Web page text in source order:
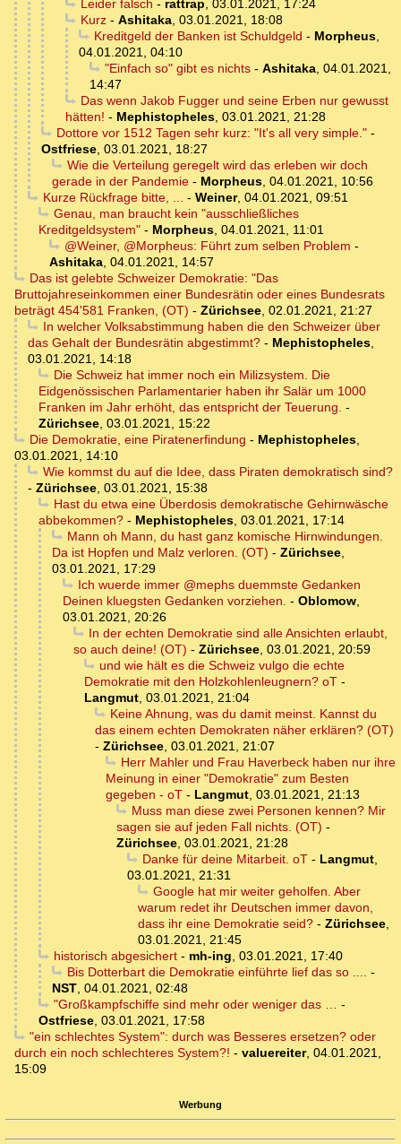
Leider falsch - rattrap, 03.01.2021, 17:24
Kurz- Ashitaka, 03.01.2021, 18:08
Kreditgeld der Banken ist Schuldgeld - Morpheus,
04.01.2021, 04:10
"Einfach so" gibt es nichts- Ashitaka, 04.01.2021,
14:47
Das wenn Jakob Fugger und seine Erben nur gewusst
hätten! - Mephistopheles, 03.01.2021, 21:28
Dottore vor 1512 Tagen sehr kurz: "It's all very simple."-
Ostfriese, 03.01.2021, 18:27
Wie die Verteilung geregelt wird das erleben wir doch
gerade in der Pandemie - Morpheus, 04.01.2021, 10:56
Kurze Rückfrage bitte, ... - Weiner, 04.01.2021, 09:51
Genau, man braucht kein "ausschließliches
Kreditgeldsystem" - Morpheus, 04.01.2021, 11:01
@Weiner, @Morpheus: Führt zum selben Problem -
Ashitaka, 04.01.2021, 14:57
Das ist gelebte Schweizer Demokratie: "Das
Bruttojahreseinkommen einer Bundesrätin oder eines Bundesrats
beträgt 454'581 Franken, (OT) - Zürichsee, 02.01.2021, 21:27
In welcher Volksabstimmung haben die den Schweizer über
das Gehalt der Bundesrätin abgestimmt? - Mephistopheles,
03.01.2021, 14:18
Die Schweiz hat immer noch ein Milizsystem. Die
Eidgenössischen Parlamentarier haben ihr Salär um 1000
Franken im Jahr erhöht, das entspricht der Teuerung. -
Zürichsee, 03.01.2021, 15:22
Die Demokratie, eine Piratenerfindung - Mephistopheles,
03.01.2021, 14:10
Wie kommst du auf die Idee, dass Piraten demokratisch sind?
- Zürichsee, 03.01.2021, 15:38
Hast du etwa eine Überdosis demokratische Gehirnwäsche
abbekommen? - Mephistopheles, 03.01.2021, 17:14
Mann oh Mann, du hast ganz komische Hirnwindungen.
Da ist Hopfen und Malz verloren. (OT) - Zürichsee,
03.01.2021, 17:29
Ich wuerde immer @mephs duemmste Gedanken
Deinen kluegsten Gedanken vorziehen. - Oblomow,
03.01.2021, 20:26
In der echten Demokratie sind alle Ansichten erlaubt,
so auch deine! (OT) - Zürichsee, 03.01.2021, 20:59
und wie hält es die Schweiz vulgo die echte
Demokratie mit den Holzkohlenleugnern? oT -
Langmut, 03.01.2021, 21:04
Keine Ahnung, was du damit meinst. Kannst du
das einem echten Demokraten näher erklären? (OT)
- Zürichsee, 03.01.2021, 21:07
Herr Mahler und Frau Haverbeck haben nur ihre
Meinung in einer "Demokratie" zum Besten
gegeben - oT - Langmut, 03.01.2021, 21:13
Muss man diese zwei Personen kennen? Mir
sagen sie auf jeden Fall nichts. (OT) -
Zürichsee, 03.01.2021, 21:28
Danke für deine Mitarbeit. oT- Langmut,
03.01.2021, 21:31
Google hat mir weiter geholfen. Aber
warum redet ihr Deutschen immer davon,
dass ihr eine Demokratie seid? - Zürichsee,
03.01.2021, 21:45
historisch abgesichert- mh-ing, 03.01.2021, 17:40
Bis Dotterbart die Demokratie einführte lief das so .... -
NST, 04.01.2021, 02:48
"Großkampfschiffe sind mehr oder weniger das … -
Ostfriese, 03.01.2021, 17:58
"ein schlechtes System": durch was Besseres ersetzen? oder
durch ein noch schlechteres System?! - valuereiter, 04.01.2021,
15:09
Werbung